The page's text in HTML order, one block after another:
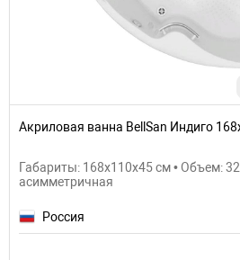
Акриловая ванна BellSan Индиго
Габариты: 168x110x45 см • Объем:
асимметричная
Россия